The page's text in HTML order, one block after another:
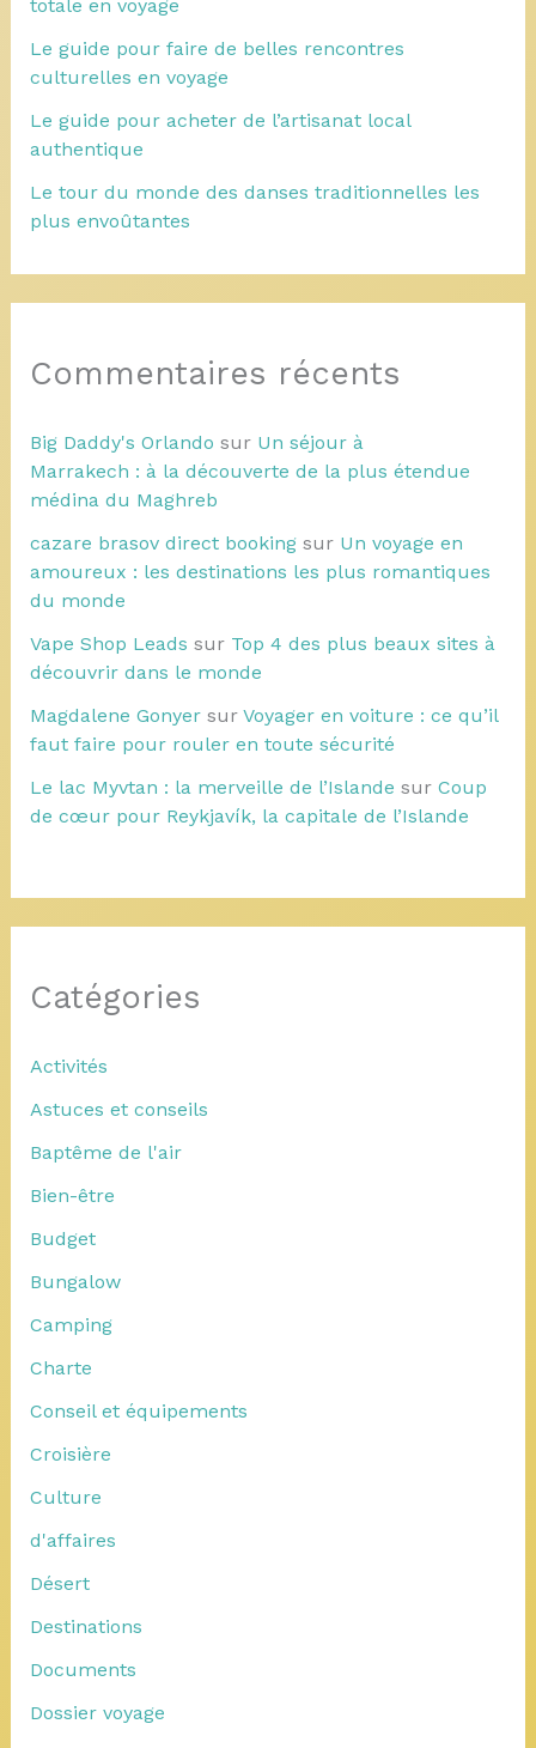
totale en voyage
Le guide pour faire de belles rencontres
culturelles en voyage
Le guide pour acheter de l’artisanat local
authentique
Le tour du monde des danses traditionnelles les
plus envoûtantes
Commentaires récents
Big Daddy's Orlando sur Un séjour à
Marrakech : à la découverte de la plus étendue
médina du Maghreb
cazare brasov direct bookingsur Un voyage en
amoureux : les destinations les plus romantiques
du monde
Vape Shop Leads sur Top 4 des plus beaux sites à
découvrir dans le monde
Magdalene Gonyersur Voyager en voiture : ce qu’il
faut faire pour rouler en toute sécurité
Le lac Myvtan : la merveille de l’Islande sur Coup
de cœur pour Reykjavík, la capitale de l’Islande
Catégories
Activités
Astuces et conseils
Baptême de l'air
Bien-être
Budget
Bungalow
Camping
Charte
Conseil et équipements
Croisière
Culture
d'affaires
Désert
Destinations
Documents
Dossier voyage